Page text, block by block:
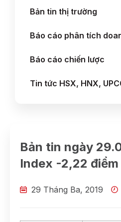
Bản tin thị trường
Báo cáo phân tích
Báo cáo chiến lược
Tin tức HSX, HNX,
Bản tin ngày
Index -2,22
29 Tháng Ba, 2019